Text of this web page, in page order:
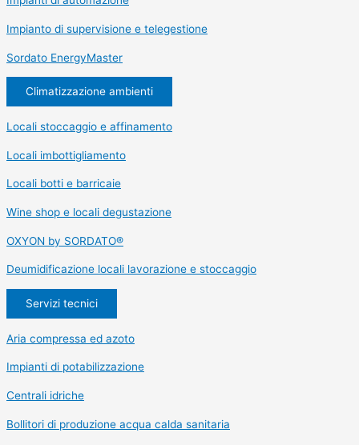
Impianto di supervisione e telegestione
Sordato EnergyMaster
Climatizzazione ambienti
Locali stoccaggio e affinamento
Locali imbottigliamento
Locali botti e barricaie
Wine shop e locali degustazione
OXYON by SORDATO®
Deumidificazione locali lavorazione e stoccaggio
Servizi tecnici
Aria compressa ed azoto
Impianti di potabilizzazione
Centrali idriche
Bollitori di produzione acqua calda sanitaria